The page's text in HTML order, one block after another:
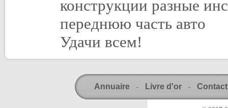
конструкции разные
переднюю часть авто
Удачи всем!
Annuaire - Livre d'or - Contact